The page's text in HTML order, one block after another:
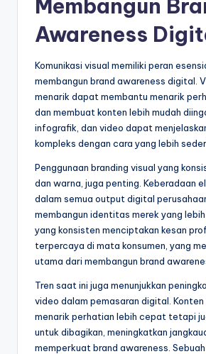
Membangun
Awareness
Komunikasi visual memiliki peran
membangun brand awareness digital.
menarik dapat membantu menarik
dan membuat konten lebih mudah
infografik, dan video dapat
kompleks dengan cara yang lebih
Penggunaan branding visual yang
dan warna, juga penting. Keberadaan
dalam semua output digital
membangun identitas merek yang
yang konsisten menciptakan kesan
terpercaya di mata konsumen, yang
utama dari membangun brand
Tren saat ini juga menunjukkan
video dalam pemasaran digital.
menarik perhatian lebih cepat tetapi
untuk dibagikan, meningkatkan
memperkuat brand awareness.